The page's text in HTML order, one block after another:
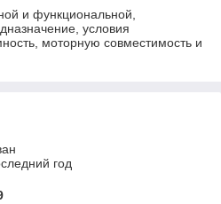
и функциональной,
условия
моторную совместимость и
год